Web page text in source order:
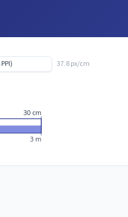
37.8 px/cm
30 cm
3 m